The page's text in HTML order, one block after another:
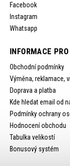
Facebook
Instagram
Whatsapp
INFORMACE
Obchodní podmínky
Výměna, reklamace,
Doprava a platba
Kde hledat email od
Podmínky ochrany
Hodnocení obchodu
Tabulka velikostí
Bonusový systém